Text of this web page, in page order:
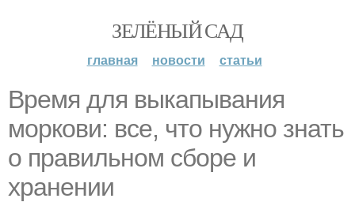
ЗЕЛЁНЫЙ САД
главная новости статьи
Время для выкапывания
моркови: все, что нужно знать
о правильном сборе и
хранении